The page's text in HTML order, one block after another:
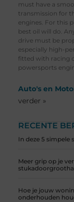
RECENTE
In deze 5 simpele
Meer grip op je
Hoe je jouw
onderhouden
must have a
transmission for
engines. For this
best oil will do.
drive must be
especially high-
fitted with racing
powersports
Auto's en
verder »